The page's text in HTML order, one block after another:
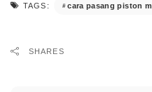
TAGS: cara pasang piston
SHARES